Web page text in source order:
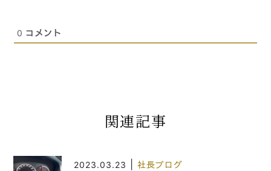
0 コメント
関連記事
2023.03.23 社長ブログ